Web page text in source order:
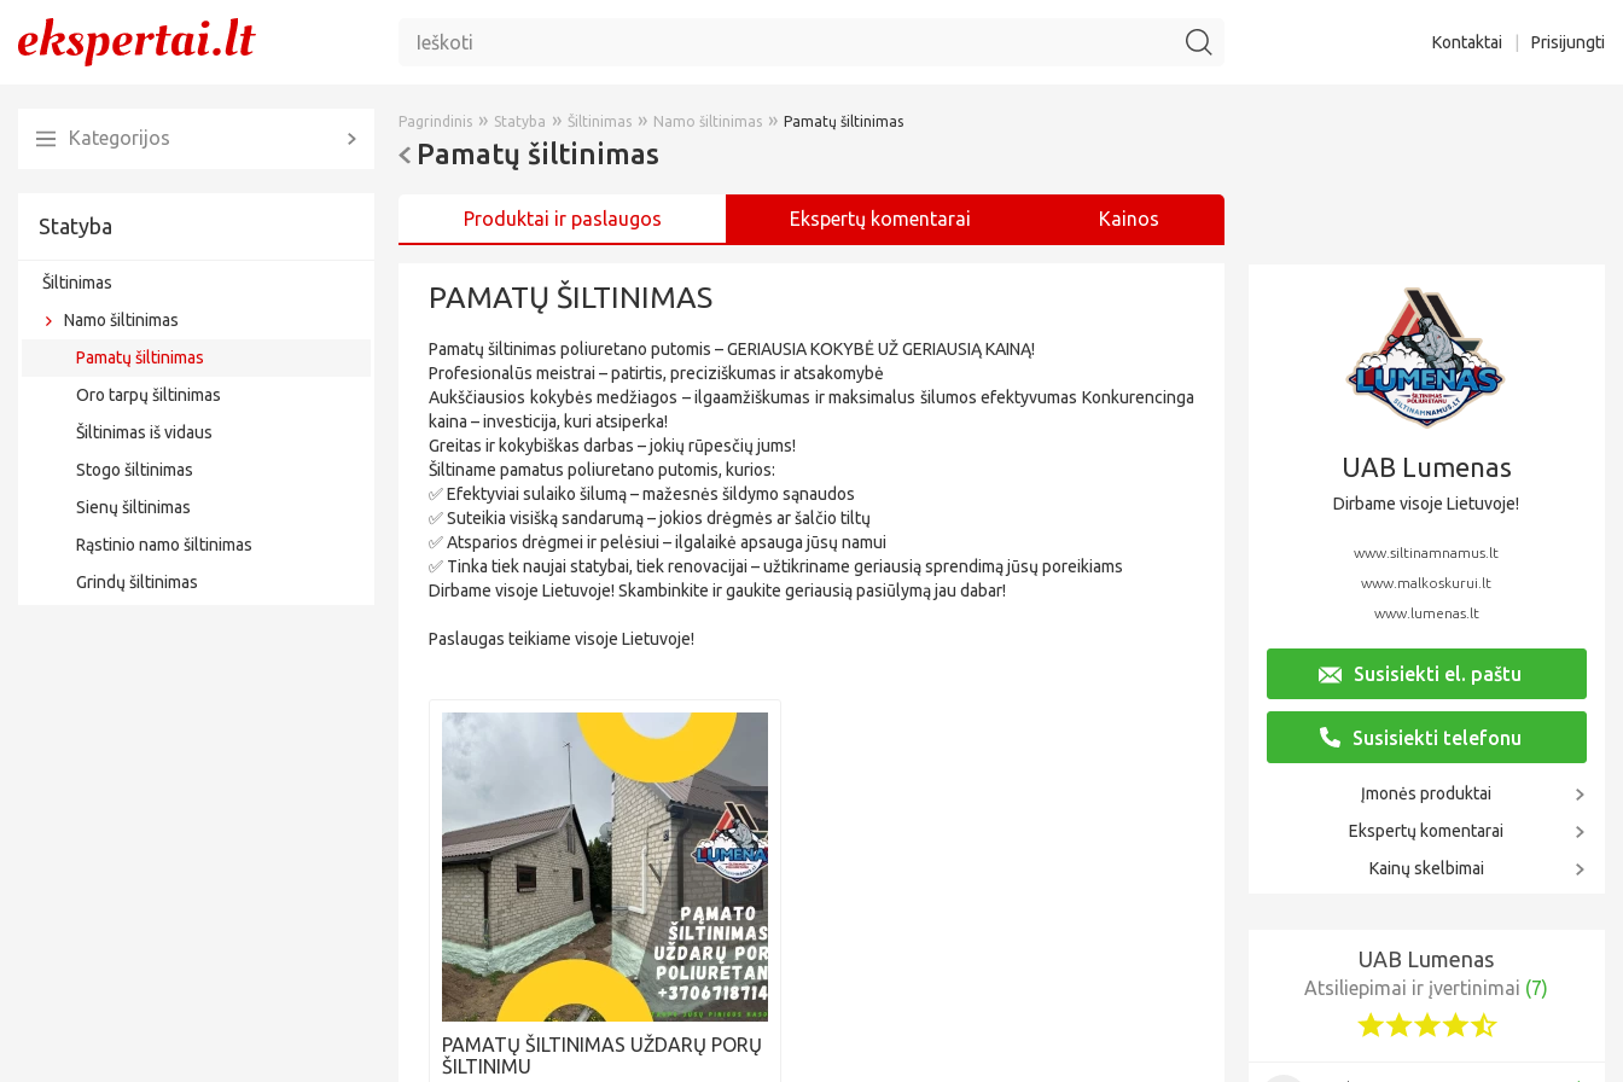
Kontaktai Prisijungti
Kategorijos
Statyba
Šiltinimas
Namo šiltinimas
Pamatų šiltinimas
Oro tarpų šiltinimas
Šiltinimas iš vidaus
Stogo šiltinimas
Sienų šiltinimas
Rąstinio namo šiltinimas
Grindų šiltinimas
Pagrindinis » Statyba » Šiltinimas » Namo šiltinimas » Pamatų šiltinimas
Pamatų šiltinimas
Produktai ir paslaugos Ekspertų komentarai Kainos
PAMATŲ ŠILTINIMAS
Pamatų šiltinimas poliuretano putomis – GERIAUSIA KOKYBĖ UŽ GERIAUSIĄ KAINĄ!
Profesionalūs meistrai – patirtis, preciziškumas ir atsakomybė
Aukščiausios kokybės medžiagos – ilgaamžiškumas ir maksimalus šilumos efektyvumas Konkurencinga
kaina – investicija, kuri atsiperka!
Greitas ir kokybiškas darbas – jokių rūpesčių jums!
Šiltiname pamatus poliuretano putomis, kurios:
✅ Efektyviai sulaiko šilumą – mažesnės šildymo sąnaudos
✅ Suteikia visišką sandarumą – jokios drėgmės ar šalčio tiltų
✅ Atsparios drėgmei ir pelėsiui – ilgalaikė apsauga jūsų namui
✅ Tinka tiek naujai statybai, tiek renovacijai – užtikriname geriausią sprendimą jūsų poreikiams
Dirbame visoje Lietuvoje! Skambinkite ir gaukite geriausią pasiūlymą jau dabar!
Paslaugas teikiame visoje Lietuvoje!
PAMATŲ ŠILTINIMAS UŽDARŲ PORŲ
ŠILTINIMU
UAB Lumenas
Dirbame visoje Lietuvoje!
www.siltinamnamus.lt
www.malkoskurui.lt
www.lumenas.lt
Susisiekti el. paštu
Susisiekti telefonu
Įmonės produktai
Ekspertų komentarai
Kainų skelbimai
UAB Lumenas
Atsiliepimai ir įvertinimai (7)